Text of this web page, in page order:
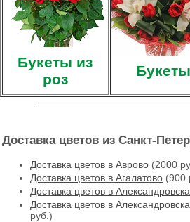
Букеты из
роз
Букеты
Доставка цветов из Санкт-
Доставка цветов в Аврово (2000
Доставка цветов в Агалатово (900
Доставка цветов в
Доставка цветов в
руб.)